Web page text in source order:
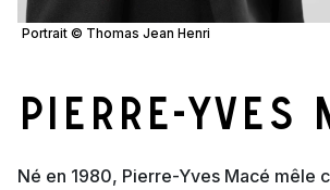
Portrait © Thomas Jean Henri
Pierre-Yves
Né en 1980, Pierre-Yves Macé mêle